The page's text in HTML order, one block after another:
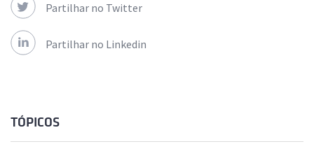
Partilhar no Twitter
Partilhar no Linkedin
TÓPICOS